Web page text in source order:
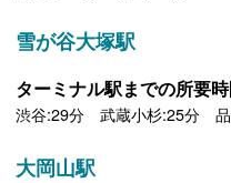
雪が谷大塚駅
ターミナル駅までの所要
渋谷:29分 武蔵小杉:25分
大岡山駅